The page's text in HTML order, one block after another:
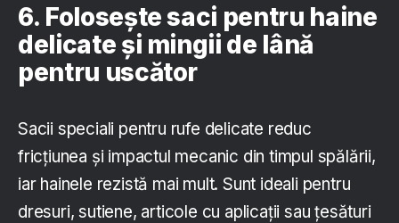
6. Folosește saci pentru haine
delicate și mingii de lână
pentru uscător
Sacii speciali pentru rufe delicate reduc
fricțiunea și impactul mecanic din timpul spălării,
iar hainele rezistă mai mult. Sunt ideali pentru
dresuri, sutiene, articole cu aplicații sau țesături